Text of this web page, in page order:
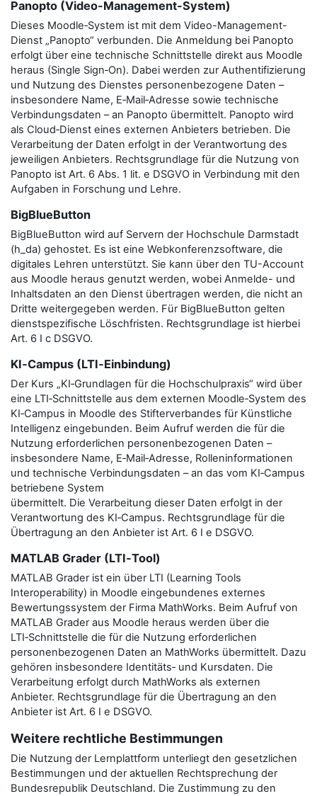
Panopto (Video-Management-System)
Dieses Moodle‑System ist mit dem Video-Management-
Dienst „Panopto“ verbunden. Die Anmeldung bei Panopto
erfolgt über eine technische Schnittstelle direkt aus Moodle
heraus (Single Sign‑On). Dabei werden zur Authentifizierung
und Nutzung des Dienstes personenbezogene Daten –
insbesondere Name, E‑Mail‑Adresse sowie technische
Verbindungsdaten – an Panopto übermittelt. Panopto wird
als Cloud‑Dienst eines externen Anbieters betrieben. Die
Verarbeitung der Daten erfolgt in der Verantwortung des
jeweiligen Anbieters. Rechtsgrundlage für die Nutzung von
Panopto ist Art. 6 Abs. 1 lit. e DSGVO in Verbindung mit den
Aufgaben in Forschung und Lehre.
BigBlueButton
BigBlueButton wird auf Servern der Hochschule Darmstadt
(h_da) gehostet. Es ist eine Webkonferenzsoftware, die
digitales Lehren unterstützt. Sie kann über den TU-Account
aus Moodle heraus genutzt werden, wobei Anmelde- und
Inhaltsdaten an den Dienst übertragen werden, die nicht an
Dritte weitergegeben werden. Für BigBlueButton gelten
dienstspezifische Löschfristen. Rechtsgrundlage ist hierbei
Art. 6 I c DSGVO.
KI‑Campus (LTI‑Einbindung)
Der Kurs „KI‑Grundlagen für die Hochschulpraxis“ wird über
eine LTI‑Schnittstelle aus dem externen Moodle‑System des
KI‑Campus in Moodle des Stifterverbandes für Künstliche
Intelligenz eingebunden. Beim Aufruf werden die für die
Nutzung erforderlichen personenbezogenen Daten –
insbesondere Name, E‑Mail‑Adresse, Rolleninformationen
und technische Verbindungsdaten – an das vom KI‑Campus
betriebene System
übermittelt. Die Verarbeitung dieser Daten erfolgt in der
Verantwortung des KI‑Campus. Rechtsgrundlage für die
Übertragung an den Anbieter ist Art. 6 I e DSGVO.
MATLAB Grader (LTI‑Tool)
MATLAB Grader ist ein über LTI (Learning Tools
Interoperability) in Moodle eingebundenes externes
Bewertungssystem der Firma MathWorks. Beim Aufruf von
MATLAB Grader aus Moodle heraus werden über die
LTI‑Schnittstelle die für die Nutzung erforderlichen
personenbezogenen Daten an MathWorks übermittelt. Dazu
gehören insbesondere Identitäts‑ und Kursdaten. Die
Verarbeitung erfolgt durch MathWorks als externen
Anbieter. Rechtsgrundlage für die Übertragung an den
Anbieter ist Art. 6 I e DSGVO.
Weitere rechtliche Bestimmungen
Die Nutzung der Lernplattform unterliegt den gesetzlichen
Bestimmungen und der aktuellen Rechtsprechung der
Bundesrepublik Deutschland. Die Zustimmung zu den